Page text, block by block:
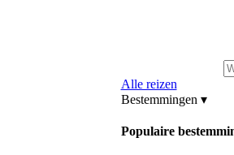
Alle reizen
Bestemmingen ▾
Populaire